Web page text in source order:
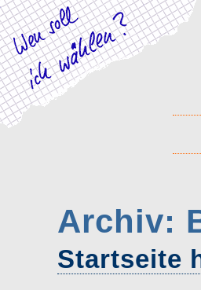
Archiv:
Startseite